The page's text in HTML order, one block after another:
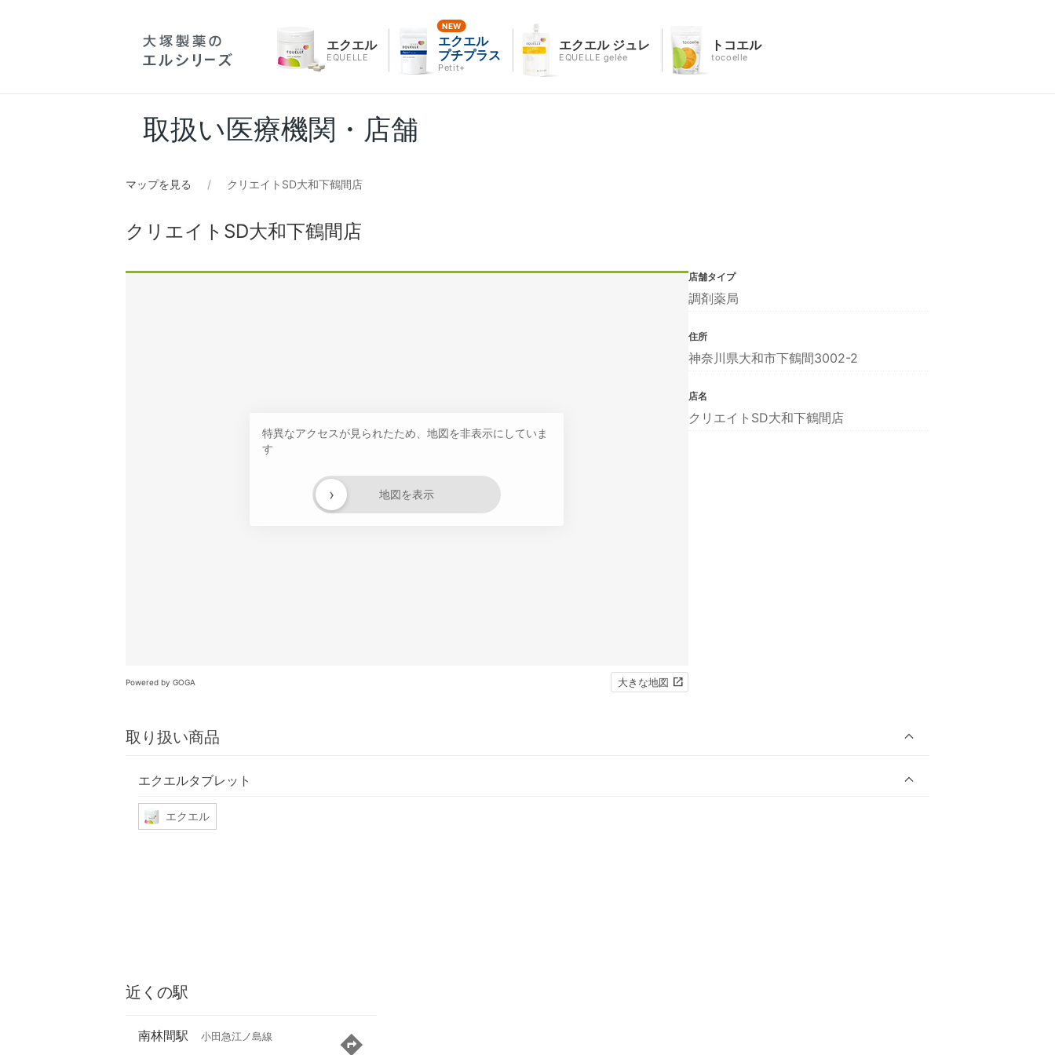
エクエル
EQUELLE
エクエル
プチプラス
Petit+
エクエル ジュレ
EQUELLE gelée
トコエル
tocoelle
取扱い医療機関・店舗
マップを見る クリエイトSD大和下鶴間店
クリエイトSD大和下鶴間店
特異なアクセスが見られたため、地図を非表示にしていま
す
地図を表示
›
Powered by GOGA 大きな地図
取り扱い商品
エクエルタブレット
エクエル
店舗タイプ
調剤薬局
住所
神奈川県大和市下鶴間3002-2
店名
クリエイトSD大和下鶴間店
近くの駅
南林間駅 小田急江ノ島線